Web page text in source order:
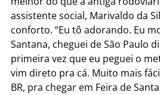
assistente social, Marivaldo da
conforto. “Eu tô adorando. Eu
Santana, cheguei de São Paulo
primeira vez que eu peguei o
vim direto pra cá. Muito mais
BR, pra chegar em Feira de